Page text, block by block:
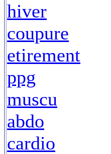
hiver
coupure
etirement
ppg
muscu
abdo
cardio